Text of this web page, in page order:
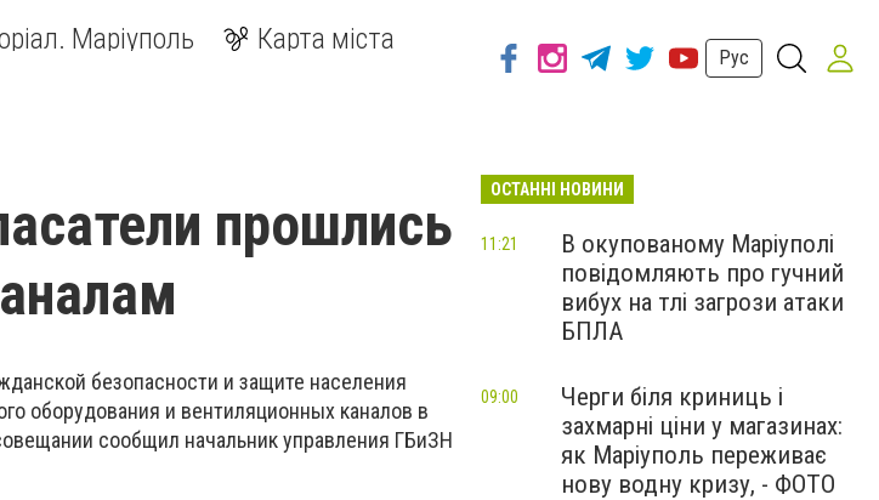
Маріуполь Карта міста
Рус
прошлись
безопасности и защите населения
оборудования и вентиляционных каналов в
сообщил начальник управления ГБиЗН
ОСТАННІ НОВИНИ
В окупованому Маріуполі
повідомляють про гучний
вибух на тлі загрози атаки
БПЛА
11:21
Черги біля криниць і
захмарні ціни у магазинах:
як Маріуполь переживає
нову водну кризу, - ФОТО
09:00